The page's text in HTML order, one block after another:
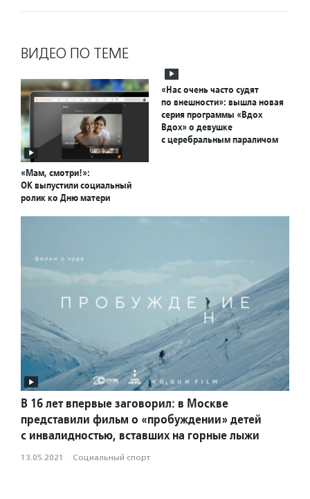
ВИДЕО ПО ТЕМЕ
«Мам, смотри!»:
ОК выпустили социальный
ролик ко Дню матери
«Нас очень часто судят
по внешности»: вышла новая
серия программы «Вдох
Вдох» о девушке
с церебральным параличом
В 16 лет впервые заговорил: в Москве
представили фильм о «пробуждении» детей
с инвалидностью, вставших на горные лыжи
13.05.2021 · Социальный спорт